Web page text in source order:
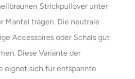
Strickpullover unter
Mantel tragen. Die neutrale
Accessoires oder Schals gut
Diese Variante der
eignet sich für entspannte